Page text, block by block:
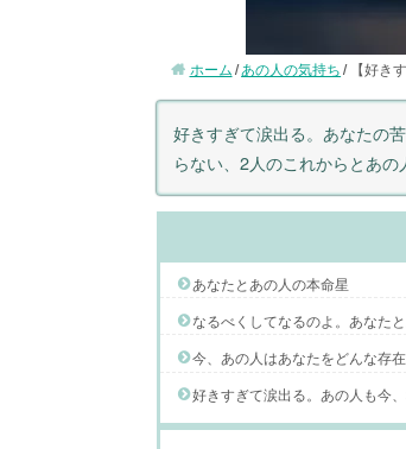
ホーム あの人の気持ち 【好き
好きすぎて涙出る。あなたの
らない、2人のこれからとあの
あなたとあの人の本命星
なるべくしてなるのよ。あなた
今、あの人はあなたをどんな存
好きすぎて涙出る。あの人も今